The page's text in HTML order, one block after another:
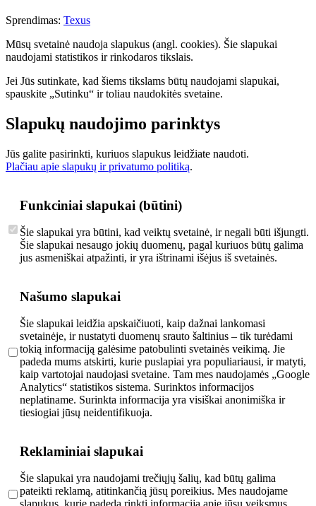
Sprendimas: Texus
Mūsų svetainė naudoja slapukus (angl. cookies). Šie slapukai
naudojami statistikos ir rinkodaros tikslais.
Jei Jūs sutinkate, kad šiems tikslams būtų naudojami slapukai,
spauskite „Sutinku“ ir toliau naudokitės svetaine.
Slapukų naudojimo parinktys
Jūs galite pasirinkti, kuriuos slapukus leidžiate naudoti.
Plačiau apie slapukų ir privatumo politiką.
Funkciniai slapukai (būtini)
Šie slapukai yra būtini, kad veiktų svetainė, ir negali būti išjungti.
Šie slapukai nesaugo jokių duomenų, pagal kuriuos būtų galima
jus asmeniškai atpažinti, ir yra ištrinami išėjus iš svetainės.
Našumo slapukai
Šie slapukai leidžia apskaičiuoti, kaip dažnai lankomasi
svetainėje, ir nustatyti duomenų srauto šaltinius – tik turėdami
tokią informaciją galėsime patobulinti svetainės veikimą. Jie
padeda mums atskirti, kurie puslapiai yra populiariausi, ir matyti,
kaip vartotojai naudojasi svetaine. Tam mes naudojamės „Google
Analytics“ statistikos sistema. Surinktos informacijos
neplatiname. Surinkta informacija yra visiškai anonimiška ir
tiesiogiai jūsų neidentifikuoja.
Reklaminiai slapukai
Šie slapukai yra naudojami trečiųjų šalių, kad būtų galima
pateikti reklamą, atitinkančią jūsų poreikius. Mes naudojame